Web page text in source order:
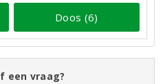
Doos (6)
een vraag?